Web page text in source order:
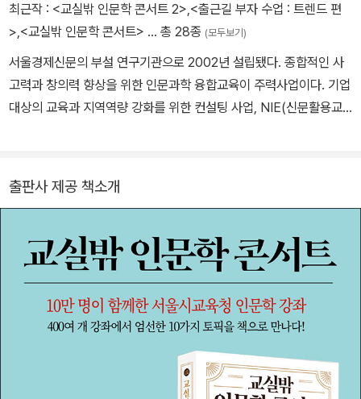
최근작 : <교실밖 인문학 콘서트 2>,<출근길 부자 수업 : 트렌드 편
>,<교실밖 인문학 콘서트> … 총 28종 (모두보기)
서울경제신문의 부설 연구기관으로 2002년 설립됐다. 종합적인 사
고력과 창의력 향상을 위한 인문과학 융합교육이 주력사업이다. 기업
대상의 교육과 지역역량 강화를 위한 컨설팅 사업, NIE(신문활용교
터 지금까지 10만여 명의 중 고등학생과 시민이 수강한 인기 강연 프
행 중이다. www.beri.re.kr
출판사 제공 책소개